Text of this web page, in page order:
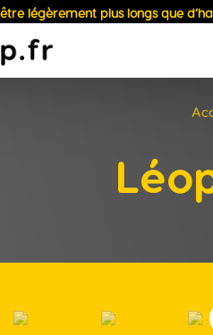
légèrement plus longs que